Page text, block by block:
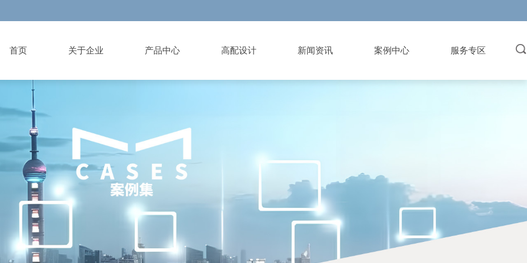
首页 关于企业 产品中心 高配设计 新闻资讯 案例中心 服务专区
brand
Library
institute
List
area